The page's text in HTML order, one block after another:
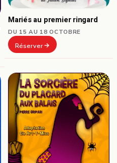
Mariés au premier ringard
DU 15 AU 18 OCTOBRE
Réserver